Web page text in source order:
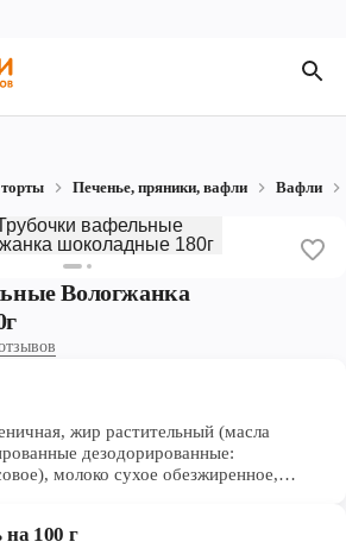
Печенье, пряники, вафли Вафли
Вологжанка
жир растительный (масла
дезодорированные:
молоко сухое обезжиренное,
— лецитин соевый, соль,
100 г